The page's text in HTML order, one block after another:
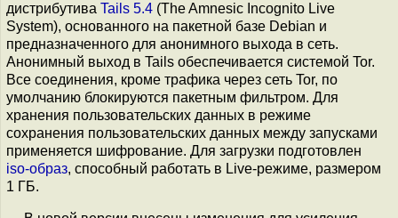
дистрибутива Tails 5.4 (The Amnesic Incognito Live
System), основанного на пакетной базе Debian и
предназначенного для анонимного выхода в сеть.
Анонимный выход в Tails обеспечивается системой Tor.
Все соединения, кроме трафика через сеть Tor, по
умолчанию блокируются пакетным фильтром. Для
хранения пользовательских данных в режиме
сохранения пользовательских данных между запусками
применяется шифрование. Для загрузки подготовлен
iso-образ, способный работать в Live-режиме, размером
1 ГБ.